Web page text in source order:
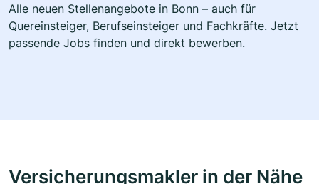
Alle neuen Stellenangebote in Bonn – auch für
Quereinsteiger, Berufseinsteiger und Fachkräfte. Jetzt
passende Jobs finden und direkt bewerben.
Versicherungsmakler in der Nähe